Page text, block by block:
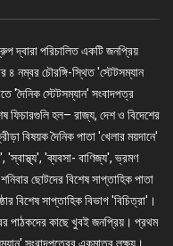
দ্বারা পরিচালিত একটি জনপ্রিয়
৪ নম্বর চৌরঙ্গি-স্থিত 'স্টেটসম্যান
'দৈনিক স্টেটসম্যান' সংবাদপত্র
ফিচারগুলি হল– রাজ্য, দেশ ও বিদেশের
বিষয়ক দৈনিক পাতা 'খেলার ময়দানে'
'স্বাস্থ্য', 'ব্যবসা- বাণিজ্য', ভ্রমণ
ছোটদের বিশেষ সাপ্তাহিক পাতা
বিশেষ সাপ্তাহিক বিভাগ 'বিচিত্রা'।
পাঠকদের কাছে খুবই জনপ্রিয়। প্রথম